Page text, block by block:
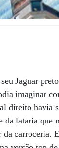
Jaguar
imaginar
direito havia
da lataria
carroceria.